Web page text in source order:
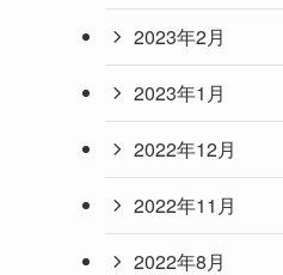
2023年2月
2023年1月
2022年12月
2022年11月
2022年8月